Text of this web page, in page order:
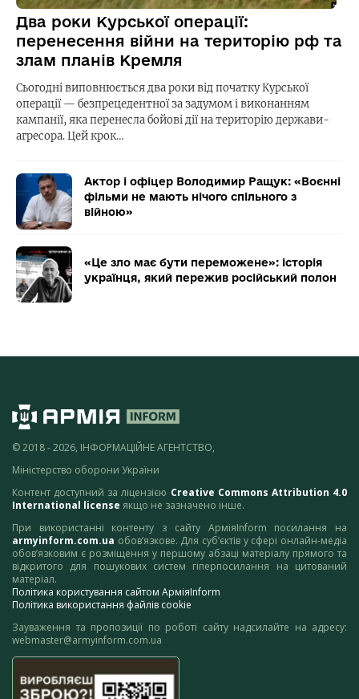
Два роки Курської операції:
перенесення війни на територію рф та
злам планів Кремля
Сьогодні виповнюється два роки від початку Курської
операції — безпрецедентної за задумом і виконанням
кампанії, яка перенесла бойові дії на територію держави-
агресора. Цей крок…
Актор і офіцер Володимир Ращук: «Воєнні
фільми не мають нічого спільного з
війною»
«Це зло має бути переможене»: історія
українця, який пережив російський полон
© 2018 - 2026, ІНФОРМАЦІЙНЕ АГЕНТСТВО,
Міністерство оборони України
Контент доступний за ліцензією Creative Commons Attribution 4.0
International license якщо не зазначено інше.
При використанні контенту з сайту АрміяInform посилання на
armyinform.com.ua обов’язкове. Для суб’єктів у сфері онлайн-медіа
обов’язковим є розміщення у першому абзаці матеріалу прямого та
відкритого для пошукових систем гіперпосилання на цитований
матеріал.
Політика користування сайтом АрміяInform
Політика використання файлів cookie
Зауваження та пропозиції по роботі сайту надсилайте на адресу:
webmaster@armyinform.com.ua